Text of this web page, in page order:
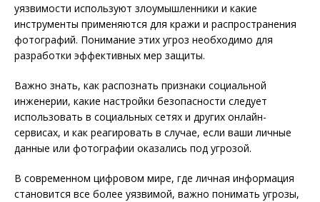
уязвимости используют злоумышленники и какие
инструменты применяются для кражи и распространения
фотографий. Понимание этих угроз необходимо для
разработки эффективных мер защиты.
Важно знать, как распознать признаки социальной
инженерии, какие настройки безопасности следует
использовать в социальных сетях и других онлайн-
сервисах, и как реагировать в случае, если ваши личные
данные или фотографии оказались под угрозой.
В современном цифровом мире, где личная информация
становится все более уязвимой, важно понимать угрозы,